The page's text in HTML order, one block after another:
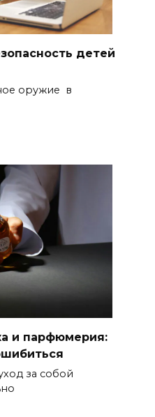
детей
оружие в
и парфюмерия:
за собой